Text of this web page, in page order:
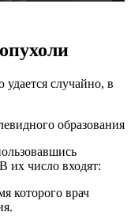
случайно, в
их число входят:
которого врач